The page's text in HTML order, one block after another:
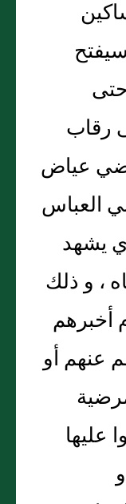
رقاب
عياض
العباس
يشهد
، و ذلك
أخبرهم
عنهم أو
عليها